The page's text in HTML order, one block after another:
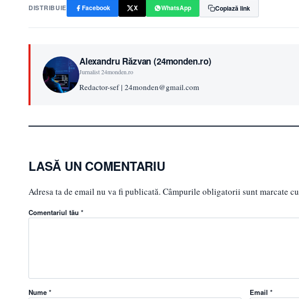
DISTRIBUIE Facebook X WhatsApp Copiază link
Alexandru Răzvan (24monden.ro)
Jurnalist 24monden.ro
Redactor-sef | 24monden@gmail.com
LASĂ UN COMENTARIU
Adresa ta de email nu va fi publicată. Câmpurile obligatorii sunt marcate cu
Comentariul tău *
Nume * Email *